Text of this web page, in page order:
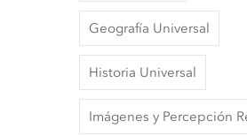
Geografía Universal
Historia Universal
Imágenes y Percepción